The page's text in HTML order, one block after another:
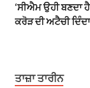
‘ਸੀਐਮ ਉਹੀ ਬਣਦਾ
ਕਰੋੜ ਦੀ ਅਟੈਚੀ ਦਿੰਦਾ
ਤਾਜ਼ਾ ਤਾਰੀਨ